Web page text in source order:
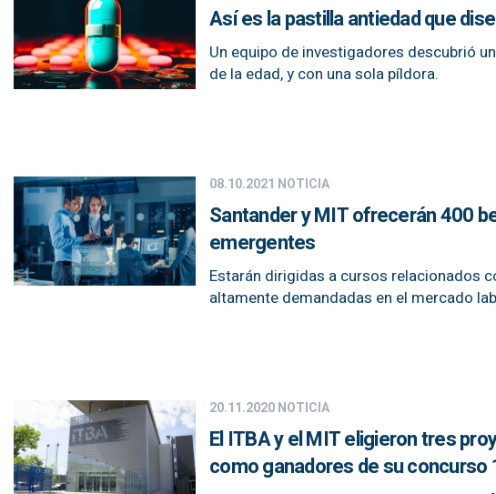
Así es la pastilla antiedad que
Un equipo de investigadores descubrió
de la edad, y con una sola píldora.
08.10.2021 NOTICIA
Santander y MIT ofrecerán 400
emergentes
Estarán dirigidas a cursos relacionados
altamente demandadas en el mercado
20.11.2020NOTICIA
El ITBA y el MIT eligieron tres
como ganadores de su concurso